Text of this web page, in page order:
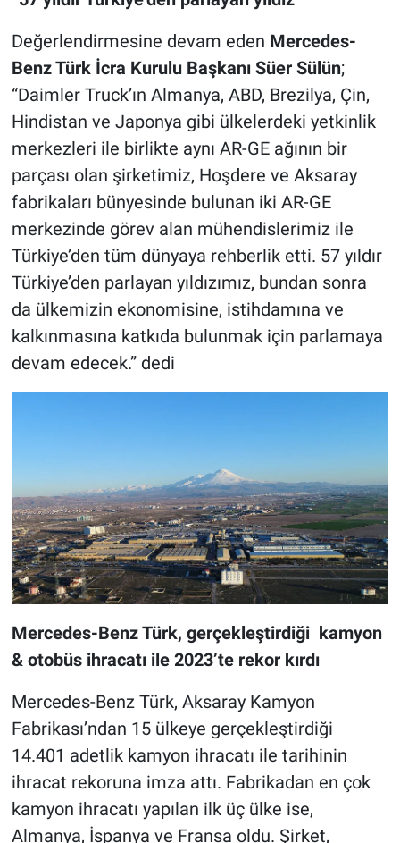
Değerlendirmesine devam eden Mercedes-
Benz Türk İcra Kurulu Başkanı Süer Sülün;
“Daimler Truck’ın Almanya, ABD, Brezilya, Çin,
Hindistan ve Japonya gibi ülkelerdeki yetkinlik
merkezleri ile birlikte aynı AR-GE ağının bir
parçası olan şirketimiz, Hoşdere ve Aksaray
fabrikaları bünyesinde bulunan iki AR-GE
merkezinde görev alan mühendislerimiz ile
Türkiye’den tüm dünyaya rehberlik etti. 57 yıldır
Türkiye’den parlayan yıldızımız, bundan sonra
da ülkemizin ekonomisine, istihdamına ve
kalkınmasına katkıda bulunmak için parlamaya
devam edecek.” dedi
Mercedes-Benz Türk, gerçekleştirdiği kamyon
& otobüs ihracatı ile 2023’te rekor kırdı
Mercedes-Benz Türk, Aksaray Kamyon
Fabrikası’ndan 15 ülkeye gerçekleştirdiği
14.401 adetlik kamyon ihracatı ile tarihinin
ihracat rekoruna imza attı. Fabrikadan en çok
kamyon ihracatı yapılan ilk üç ülke ise,
Almanya, İspanya ve Fransa oldu. Şirket,